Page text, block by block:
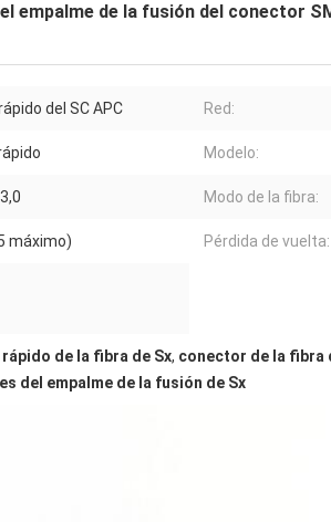
empalme de la fusión del conector
del SC APC Red:
Modelo:
Modo de la fibra:
máximo) Pérdida de vuelta:
de la fibra de Sx, conector de la fibra
del empalme de la fusión de Sx